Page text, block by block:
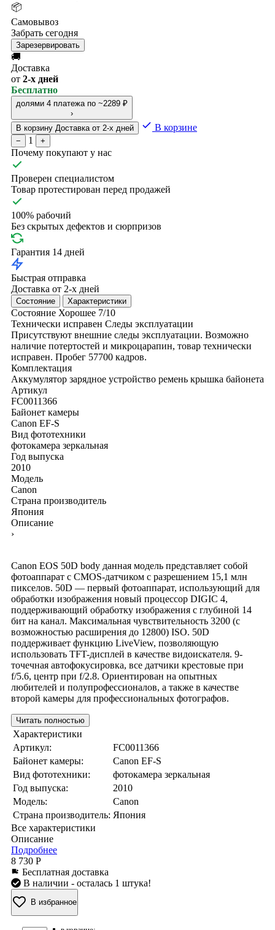
📦
Самовывоз
Забрать сегодня
Зарезервировать
🚚
Доставка
от 2-х дней
Бесплатно
долями 4 платежа по ~2289 ₽
›
В корзину Доставка от 2-х дней В корзине
− 1 +
Почему покупают у нас
Проверен специалистом
Товар протестирован перед продажей
100% рабочий
Без скрытых дефектов и сюрпризов
Гарантия 14 дней
Быстрая отправка
Доставка от 2-х дней
Состояние Характеристики
Состояние Хорошее 7/10
Технически исправен Следы эксплуатации
Присутствуют внешние следы эксплуатации. Возможно
наличие потертостей и микроцарапин, товар технически
исправен. Пробег 57700 кадров.
Комплектация
Аккумулятор зарядное устройство ремень крышка байонета
Артикул
FC0011366
Байонет камеры
Canon EF-S
Вид фототехники
фотокамера зеркальная
Год выпуска
2010
Модель
Canon
Страна производитель
Япония
Описание
›
Canon EOS 50D body данная модель представляет собой
фотоаппарат с CMOS-датчиком с разрешением 15,1 млн
пикселов. 50D — первый фотоаппарат, использующий для
обработки изображения новый процессор DIGIC 4,
поддерживающий обработку изображения с глубиной 14
бит на канал. Максимальная чувствительность 3200 (с
возможностью расширения до 12800) ISO. 50D
поддерживает функцию LiveView, позволяющую
использовать TFT-дисплей в качестве видоискателя. 9-
точечная автофокусировка, все датчики крестовые при
f/5.6, центр при f/2.8. Ориентирован на опытных
любителей и полупрофессионалов, а также в качестве
второй камеры для профессиональных фотографов.
Читать полностью
Характеристики
Артикул:
FC0011366
Байонет камеры:
Canon EF-S
Вид фототехники:
фотокамера зеркальная
Год выпуска:
2010
Модель:
Canon
Страна производитель: Япония
Все характеристики
Описание
Подробнее
8 730 Р
Бесплатная доставка
В наличии - осталась 1 штука!
В избранное